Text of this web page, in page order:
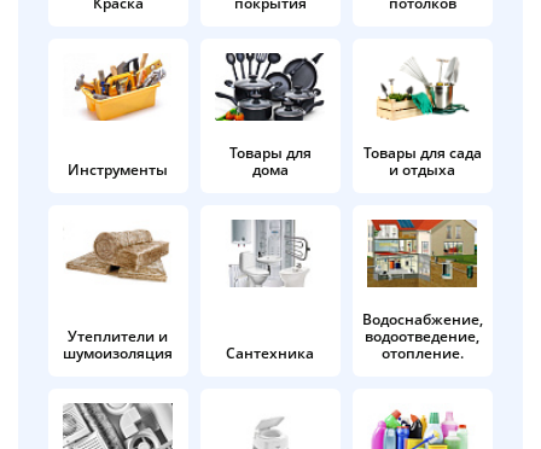
Инструменты
Товары для
дома
Товары для сада
и отдыха
Утеплители и
шумоизоляция
Сантехника
Водоснабжение,
водоотведение,
отопление.
в корзину
Оплачивайте сегодня только
25% картой любого банка
Получайте товар
выбранный способом
Оставшиеся
% будут
по25%каждые 2 недели